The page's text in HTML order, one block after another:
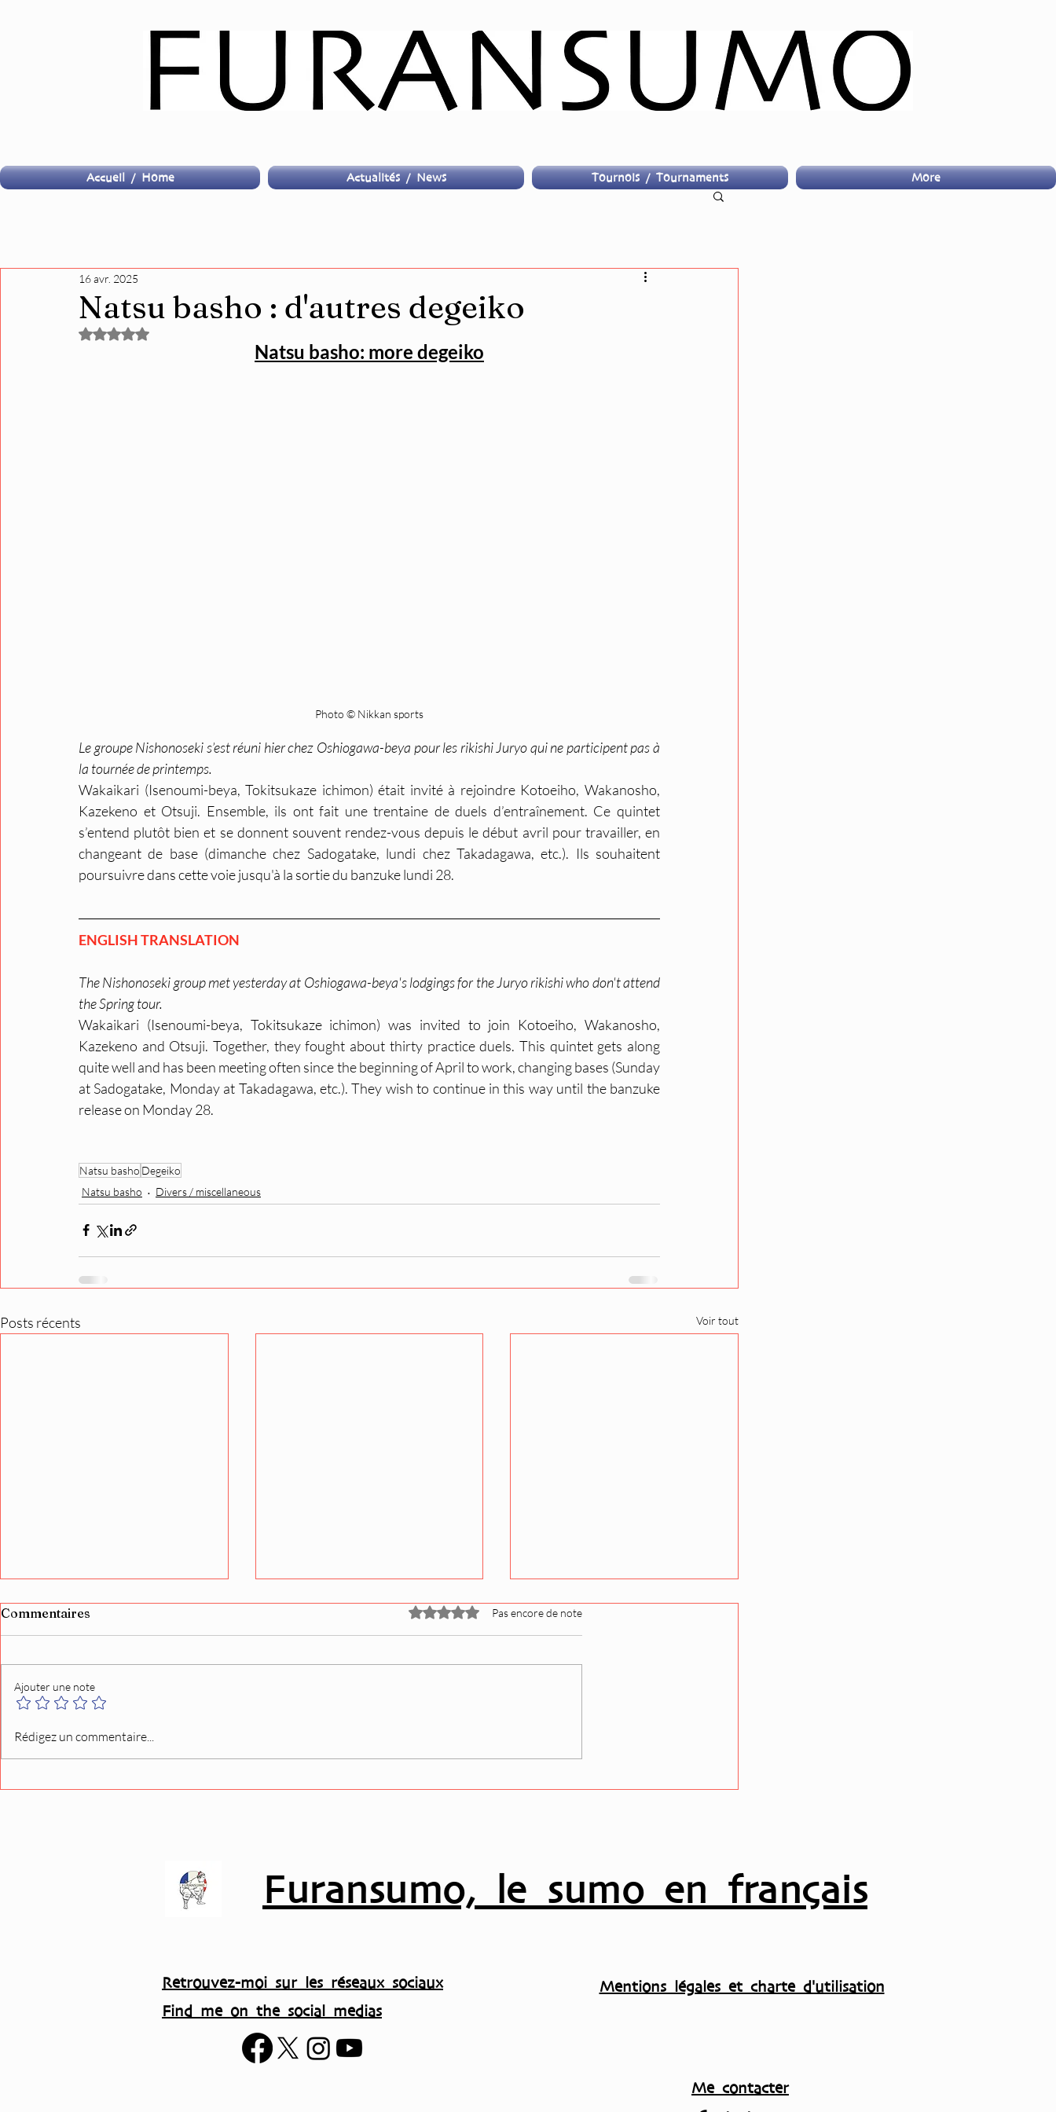
Accueil / Home Actualités / News Tournois / Tournaments More
Natsu basho : d'autres degeiko
16 avr. 2025
Noté NaN étoiles sur 5.
Natsu basho: more degeiko
Photo © Nikkan sports
Le groupe Nishonoseki s’est réuni hier chez Oshiogawa-beya pour les rikishi Juryo qui ne participent pas à
la tournée de printemps.
Wakaikari (Isenoumi-beya, Tokitsukaze ichimon) était invité à rejoindre Kotoeiho, Wakanosho,
Kazekeno et Otsuji. Ensemble, ils ont fait une trentaine de duels d’entraînement. Ce quintet
s’entend plutôt bien et se donnent souvent rendez-vous depuis le début avril pour travailler, en
changeant de base (dimanche chez Sadogatake, lundi chez Takadagawa, etc.). Ils souhaitent
poursuivre dans cette voie jusqu'à la sortie du banzuke lundi 28.
ENGLISH TRANSLATION
The Nishonoseki group met yesterday at Oshiogawa-beya's lodgings for the Juryo rikishi who don't attend
the Spring tour.
Wakaikari (Isenoumi-beya, Tokitsukaze ichimon) was invited to join Kotoeiho, Wakanosho,
Kazekeno and Otsuji. Together, they fought about thirty practice duels. This quintet gets along
quite well and has been meeting often since the beginning of April to work, changing bases (Sunday
at Sadogatake, Monday at Takadagawa, etc.). They wish to continue in this way until the banzuke
release on Monday 28.
Natsu basho Degeiko
Natsu basho
Divers / miscellaneous
Posts récents Voir tout
Nicholas Tarasenko (Eisei)
du sumo
basho en septembre…
Commentaires Noté 0 étoile sur 5.Pas encore de note
Ajouter une note
Rédigez un commentaire...
Furansumo, le sumo en français
Retrouvez-moi sur les réseaux sociaux
Find me on the social medias
Mentions légales et charte d'utilisation
Me contacter